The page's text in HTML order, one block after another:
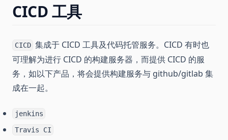
CICD 工具
CICD 集成于 CICD 工具及代码托管服务。CICD 有时也
可理解为进行 CICD 的构建服务器，而提供 CICD 的服
务，如以下产品，将会提供构建服务与 github/gitlab 集
成在一起。
jenkins
Travis CI